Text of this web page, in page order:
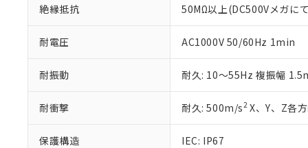
絶縁抵抗 50MΩ以上(DC500Vメガに
耐電圧 AC1000V 50/60Hz 1min
耐振動 耐久: 10～55Hz 複振幅
耐衝撃 耐久: 500m/s2X、Y、Z各
保護構造 IEC: IP67
在庫状況お
ている必要が
お客様が当
が、当社の
さい。
※当社の共同
部品在庫の切り替
※3 非含有証明
下記の非含有証明
EU RoHS指令（
51物質の非含有証
「ｅ」：有害物質
「10」：通常の使
味します。
たしません。
－
在庫な
機器販
空
白
受注生